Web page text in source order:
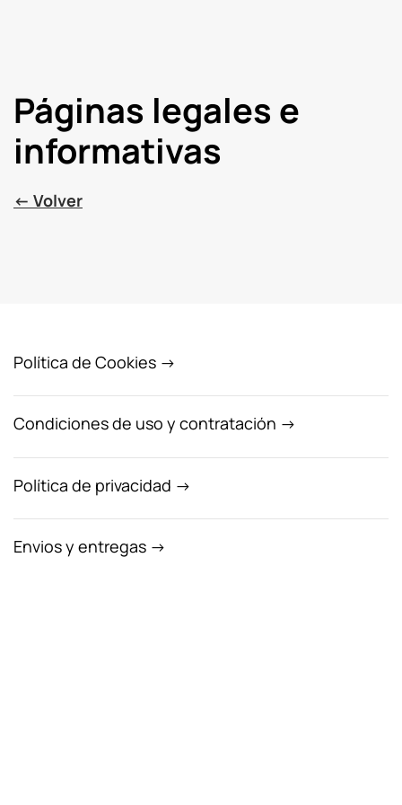
Páginas legales e
informativas
← Volver
Política de Cookies →
Condiciones de uso y contratación →
Política de privacidad →
Envios y entregas →